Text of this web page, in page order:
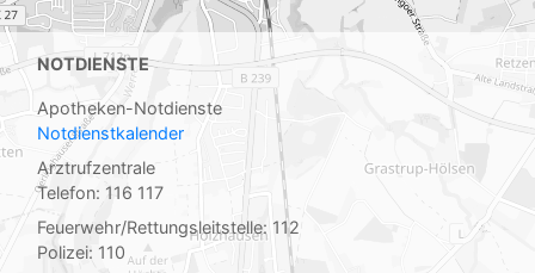
NOTDIENSTE
Apotheken-Notdienste
Notdienstkalender
Arztrufzentrale
Telefon: 116 117
Feuerwehr/Rettungsleitstelle: 112
Polizei: 110